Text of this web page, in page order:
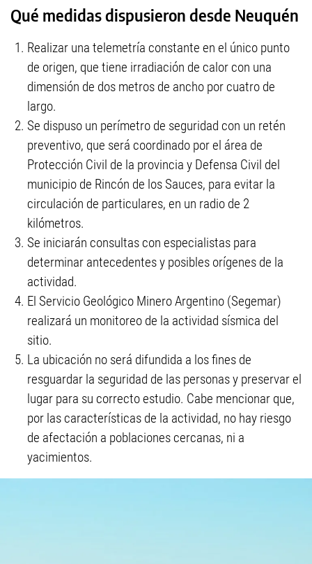
Qué medidas dispusieron desde Neuquén
Realizar una telemetría constante en el único punto
de origen, que tiene irradiación de calor con una
dimensión de dos metros de ancho por cuatro de
largo.
Se dispuso un perímetro de seguridad con un retén
preventivo, que será coordinado por el área de
Protección Civil de la provincia y Defensa Civil del
municipio de Rincón de los Sauces, para evitar la
circulación de particulares, en un radio de 2
kilómetros.
Se iniciarán consultas con especialistas para
determinar antecedentes y posibles orígenes de la
actividad.
El Servicio Geológico Minero Argentino (Segemar)
realizará un monitoreo de la actividad sísmica del
sitio.
La ubicación no será difundida a los fines de
resguardar la seguridad de las personas y preservar el
lugar para su correcto estudio. Cabe mencionar que,
por las características de la actividad, no hay riesgo
de afectación a poblaciones cercanas, ni a
yacimientos.